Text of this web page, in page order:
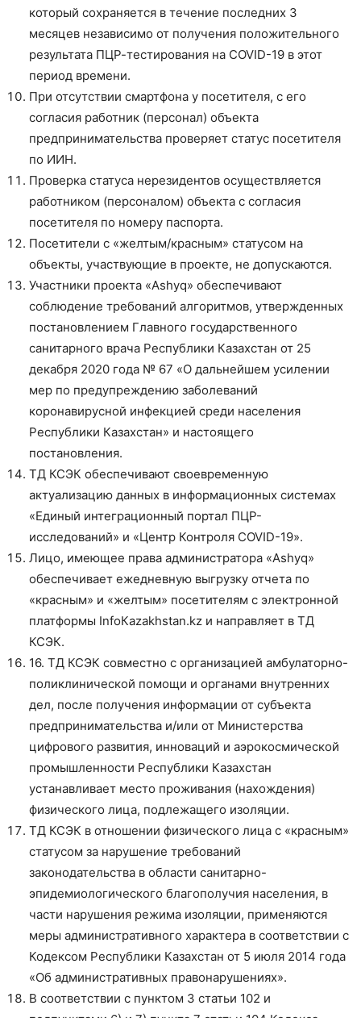
который сохраняется в течение последних 3
месяцев независимо от получения положительного
результата ПЦР-тестирования на COVID-19 в этот
период времени.
При отсутствии смартфона у посетителя, с его
согласия работник (персонал) объекта
предпринимательства проверяет статус посетителя
по ИИН.
Проверка статуса нерезидентов осуществляется
работником (персоналом) объекта с согласия
посетителя по номеру паспорта.
Посетители с «желтым/красным» статусом на
объекты, участвующие в проекте, не допускаются.
Участники проекта «Ashyq» обеспечивают
соблюдение требований алгоритмов, утвержденных
постановлением Главного государственного
санитарного врача Республики Казахстан от 25
декабря 2020 года № 67 «О дальнейшем усилении
мер по предупреждению заболеваний
коронавирусной инфекцией среди населения
Республики Казахстан» и настоящего
постановления.
ТД КСЭК обеспечивают своевременную
актуализацию данных в информационных системах
«Единый интеграционный портал ПЦР-
исследований» и «Центр Контроля COVID-19».
Лицо, имеющее права администратора «Ashyq»
обеспечивает ежедневную выгрузку отчета по
«красным» и «желтым» посетителям с электронной
платформы InfoКazakhstan.kz и направляет в ТД
КСЭК.
16. ТД КСЭК совместно с организацией амбулаторно-
поликлинической помощи и органами внутренних
дел, после получения информации от субъекта
предпринимательства и/или от Министерства
цифрового развития, инноваций и аэрокосмической
промышленности Республики Казахстан
устанавливает место проживания (нахождения)
физического лица, подлежащего изоляции.
ТД КСЭК в отношении физического лица с «красным»
статусом за нарушение требований
законодательства в области санитарно-
эпидемиологического благополучия населения, в
части нарушения режима изоляции, применяются
меры административного характера в соответствии с
Кодексом Республики Казахстан от 5 июля 2014 года
«Об административных правонарушениях».
В соответствии с пунктом 3 статьи 102 и